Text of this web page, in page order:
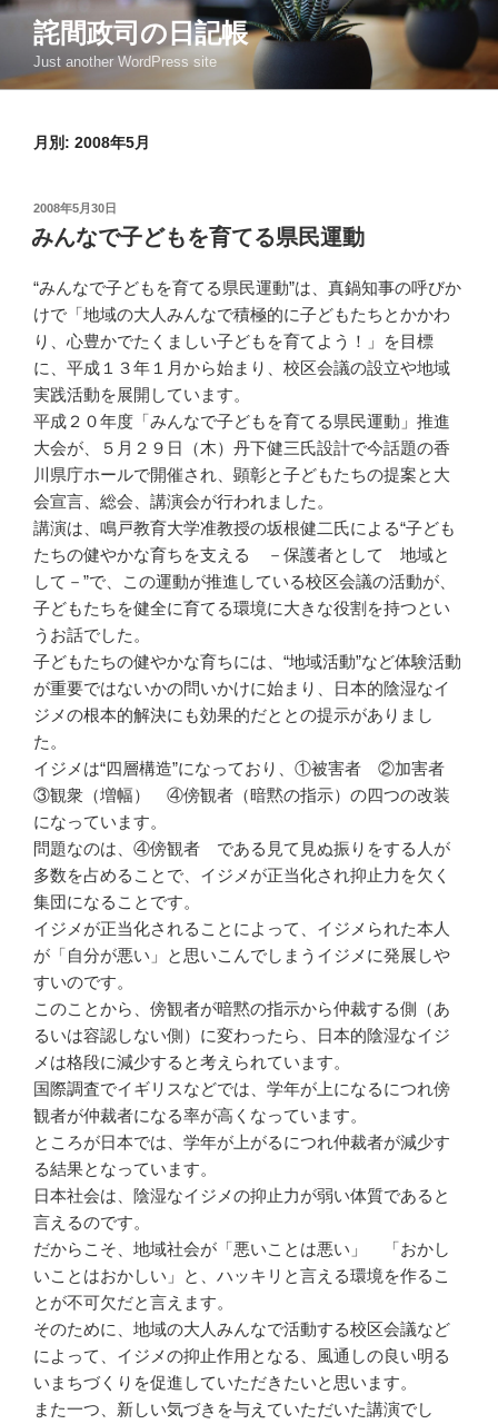
コ
ン
詫間政司の日記帳
Just another WordPress site
月別: 2008年5月
投
稿
日:
2008年5月30日
みんなで子どもを育てる県民運動
“みんなで子どもを育てる県民運動”は、真鍋知事の呼びか
けで「地域の大人みんなで積極的に子どもたちとかかわ
り、心豊かでたくましい子どもを育てよう！」を目標
に、平成１３年１月から始まり、校区会議の設立や地域
実践活動を展開しています。
平成２０年度「みんなで子どもを育てる県民運動」推進
大会が、５月２９日（木）丹下健三氏設計で今話題の香
川県庁ホールで開催され、顕彰と子どもたちの提案と大
会宣言、総会、講演会が行われました。
講演は、鳴戸教育大学准教授の坂根健二氏による“子ども
たちの健やかな育ちを支える －保護者として 地域と
して－”で、この運動が推進している校区会議の活動が、
子どもたちを健全に育てる環境に大きな役割を持つとい
うお話でした。
子どもたちの健やかな育ちには、“地域活動”など体験活動
が重要ではないかの問いかけに始まり、日本的陰湿なイ
ジメの根本的解決にも効果的だととの提示がありまし
た。
イジメは“四層構造”になっており、①被害者 ②加害者
③観衆（増幅） ④傍観者（暗黙の指示）の四つの改装
になっています。
問題なのは、④傍観者 である見て見ぬ振りをする人が
多数を占めることで、イジメが正当化され抑止力を欠く
集団になることです。
イジメが正当化されることによって、イジメられた本人
が「自分が悪い」と思いこんでしまうイジメに発展しや
すいのです。
このことから、傍観者が暗黙の指示から仲裁する側（あ
るいは容認しない側）に変わったら、日本的陰湿なイジ
メは格段に減少すると考えられています。
国際調査でイギリスなどでは、学年が上になるにつれ傍
観者が仲裁者になる率が高くなっています。
ところが日本では、学年が上がるにつれ仲裁者が減少す
る結果となっています。
日本社会は、陰湿なイジメの抑止力が弱い体質であると
言えるのです。
だからこそ、地域社会が「悪いことは悪い」 「おかし
いことはおかしい」と、ハッキリと言える環境を作るこ
とが不可欠だと言えます。
そのために、地域の大人みんなで活動する校区会議など
によって、イジメの抑止作用となる、風通しの良い明る
いまちづくりを促進していただきたいと思います。
また一つ、新しい気づきを与えていただいた講演でし